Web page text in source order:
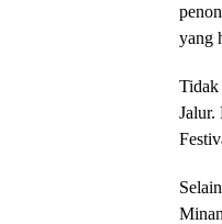
yang
Tidak
Jalur.